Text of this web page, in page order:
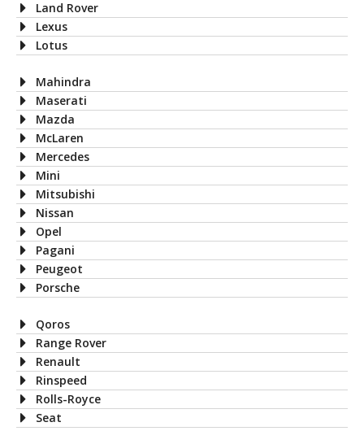
Land Rover
Lexus
Lotus
Mahindra
Maserati
Mazda
McLaren
Mercedes
Mini
Mitsubishi
Nissan
Opel
Pagani
Peugeot
Porsche
Qoros
Range Rover
Renault
Rinspeed
Rolls-Royce
Seat